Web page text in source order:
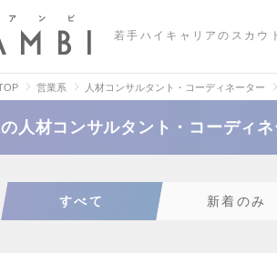
若手ハイキャリアのスカウ
営業系 人材コンサルタント・コーディネーター
人材コンサルタント・コーディ
すべて 新着のみ